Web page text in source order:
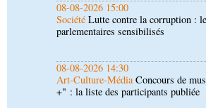
08-08-2026 14:30
Art-Culture-MédiaConcours de
+" : la liste des participants publiée
08-08-2026 01:25
EnvironnementForêts : des
l'utilisation d'un logiciel d'évaluation